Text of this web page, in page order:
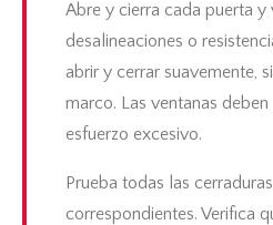
Abre y cierra cada puerta
desalineaciones o
abrir y cerrar suavemente,
marco. Las ventanas deben
esfuerzo excesivo.
Prueba todas las
correspondientes. Verifica